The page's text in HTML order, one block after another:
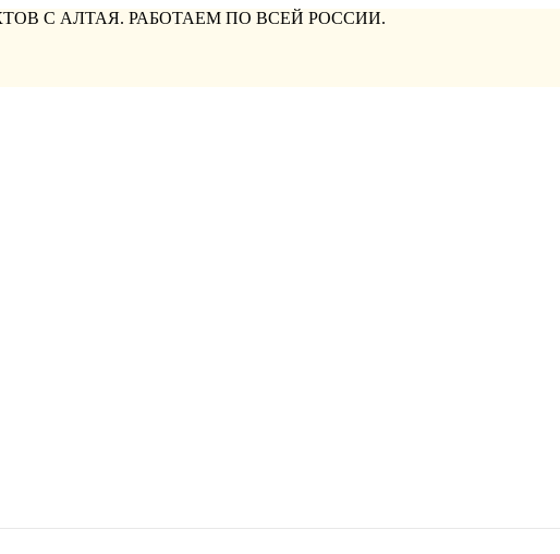
С АЛТАЯ. РАБОТАЕМ ПО ВСЕЙ РОССИИ.